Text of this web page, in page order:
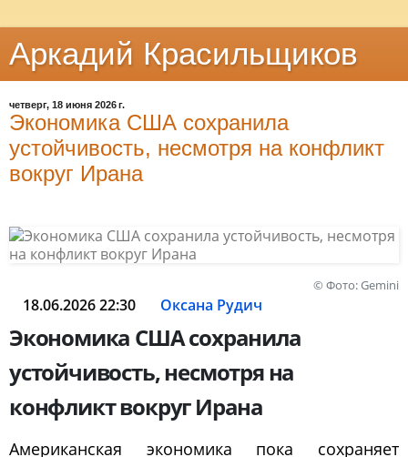
Аркадий Красильщиков
четверг, 18 июня 2026 г.
Экономика США сохранила
устойчивость, несмотря на конфликт
вокруг Ирана
© Фото: Gemini
18.06.2026 22:30 Оксана Рудич
Экономика США сохранила
устойчивость, несмотря на
конфликт вокруг Ирана
Американская экономика пока сохраняет